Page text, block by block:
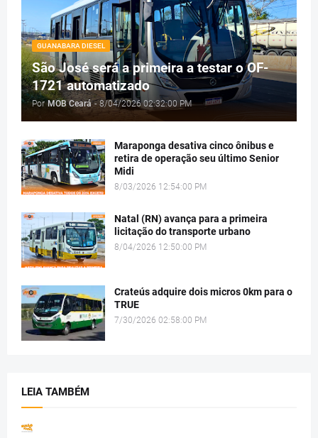
GUANABARA DIESEL
São José será a primeira a testar o OF-
1721 automatizado
Por MOB Ceará - 8/04/2026 02:32:00 PM
Maraponga desativa cinco ônibus e
retira de operação seu último Senior
Midi
8/03/2026 12:54:00 PM
Natal (RN) avança para a primeira
licitação do transporte urbano
8/04/2026 12:50:00 PM
Crateús adquire dois micros 0km para o
TRUE
7/30/2026 02:58:00 PM
LEIA TAMBÉM